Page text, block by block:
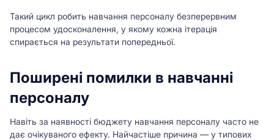
Такий цикл робить навчання персоналу безперервним
процесом удосконалення, у якому кожна ітерація
спирається на результати попередньої.
Поширені помилки в навчанні
персоналу
Навіть за наявності бюджету навчання персоналу часто не
дає очікуваного ефекту. Найчастіше причина — у типових